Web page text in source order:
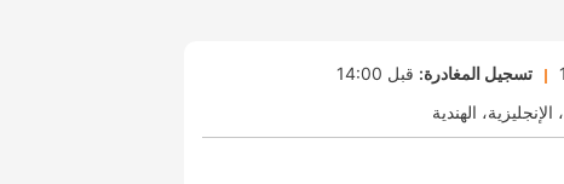
تسجيل المغادرة: قبل 14:00
الإنجليزية الهندية